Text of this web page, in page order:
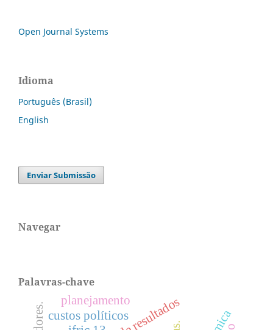
Open Journal Systems
Idioma
Português (Brasil)
English
Enviar Submissão
Navegar
Palavras-chave
custos políticos
planejamento